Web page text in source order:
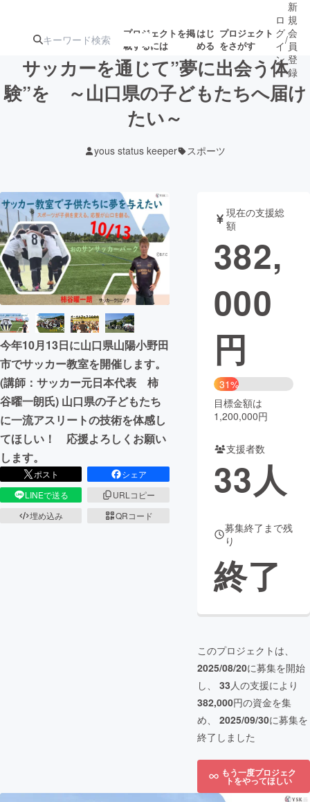
プロジェクトを掲
載するには
はじ
める
プロジェクト
をさがす
注目の新着プロ 募集終了が近いプ
テクノロジー・ガジェット
映像・映画 書籍・雑誌
ビジネス・起業 チャレンジ
まちづくり・地域活性化
CAMPFIRE for Social Good
CAMPFIRE Creation
CAMPFIREふるさと納税machi-ya コミュニティ
ロ
グ
イ
ン
/
新
規
会
員
登
録
サッカーを通じて”夢に出会う体
験”を ～山口県の子どもたちへ届け
たい～
yous status keeper スポーツ
今年10月13日に山口県山陽小野田
市でサッカー教室を開催します。
(講師：サッカー元日本代表 柿
谷曜一朗氏) 山口県の子どもたち
に一流アスリートの技術を体感し
てほしい！ 応援よろしくお願い
します。
ポスト
シェア
LINEで送る
URLコピー
埋め込み
QRコード
現在の支援総
額
382,
000
円
31%
目標金額は
1,200,000円
支援者数
33人
募集終了まで残
り
終了
このプロジェクトは、
2025/08/20に募集を開始
し、 33人の支援により
382,000円の資金を集
め、 2025/09/30に募集を
終了しました
もう一度プロジェク
トをやってほしい